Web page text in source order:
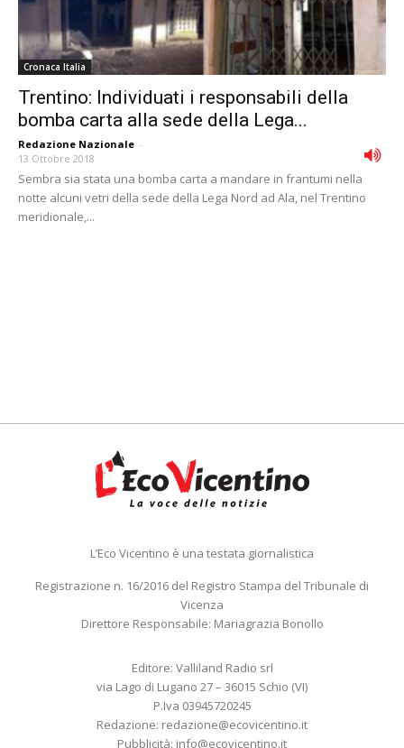
Cronaca Italia
Trentino: Individuati i responsabili della
bomba carta alla sede della Lega...
Redazione Nazionale -
13 Ottobre 2018
Sembra sia stata una bomba carta a mandare in frantumi nella
notte alcuni vetri della sede della Lega Nord ad Ala, nel Trentino
meridionale,...
L’Eco Vicentino è una testata giornalistica
Registrazione n. 16/2016 del Registro Stampa del Tribunale di
Vicenza
Direttore Responsabile: Mariagrazia Bonollo
Editore: Valliland Radio srl
via Lago di Lugano 27 – 36015 Schio (VI)
P.Iva 03945720245
Redazione: redazione@ecovicentino.it
Pubblicità: info@ecovicentino.it